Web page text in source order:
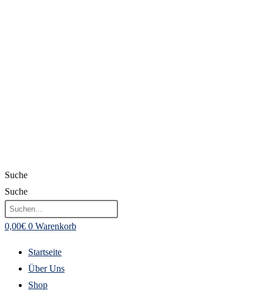
Suche
Suche
0,00€ 0 Warenkorb
Startseite
Über Uns
Shop